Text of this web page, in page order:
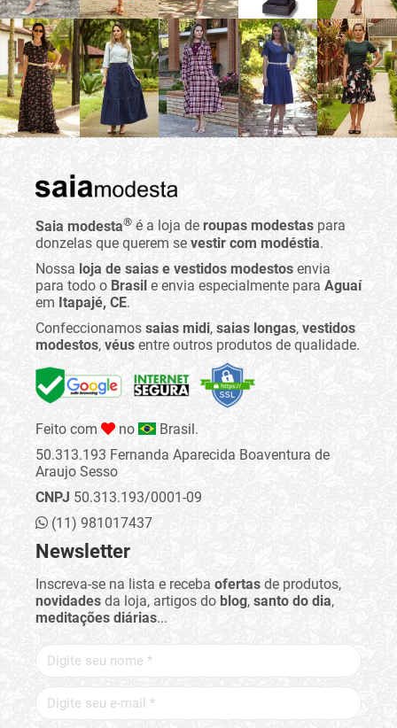
Saia modesta® é a loja de roupas modestas para
donzelas que querem se vestir com modéstia.
Nossa loja de saias e vestidos modestos envia
para todo o Brasil e envia especialmente para Aguaí
em Itapajé, CE.
Confeccionamos saias midi, saias longas, vestidos
modestos, véus entre outros produtos de qualidade.
Feito com no
Brasil.
50.313.193 Fernanda Aparecida Boaventura de
Araujo Sesso
CNPJ 50.313.193/0001-09
(11) 981017437
Newsletter
Inscreva-se na lista e receba ofertas de produtos,
novidades da loja, artigos do blog, santo do dia,
meditações diárias...